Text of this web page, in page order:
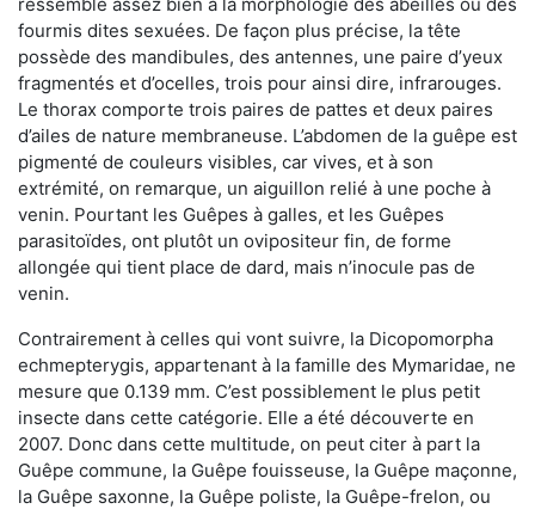
fourmis dites sexuées. De façon plus précise, la tête
possède des mandibules, des antennes, une paire d’yeux
fragmentés et d’ocelles, trois pour ainsi dire, infrarouges.
Le thorax comporte trois paires de pattes et deux paires
d’ailes de nature membraneuse. L’abdomen de la guêpe est
pigmenté de couleurs visibles, car vives, et à son
extrémité, on remarque, un aiguillon relié à une poche à
venin. Pourtant les Guêpes à galles, et les Guêpes
parasitoïdes, ont plutôt un ovipositeur fin, de forme
allongée qui tient place de dard, mais n’inocule pas de
venin.
Contrairement à celles qui vont suivre, la Dicopomorpha
echmepterygis, appartenant à la famille des Mymaridae, ne
mesure que 0.139 mm. C’est possiblement le plus petit
insecte dans cette catégorie. Elle a été découverte en
2007. Donc dans cette multitude, on peut citer à part la
Guêpe commune, la Guêpe fouisseuse, la Guêpe maçonne,
la Guêpe saxonne, la Guêpe poliste, la Guêpe-frelon, ou